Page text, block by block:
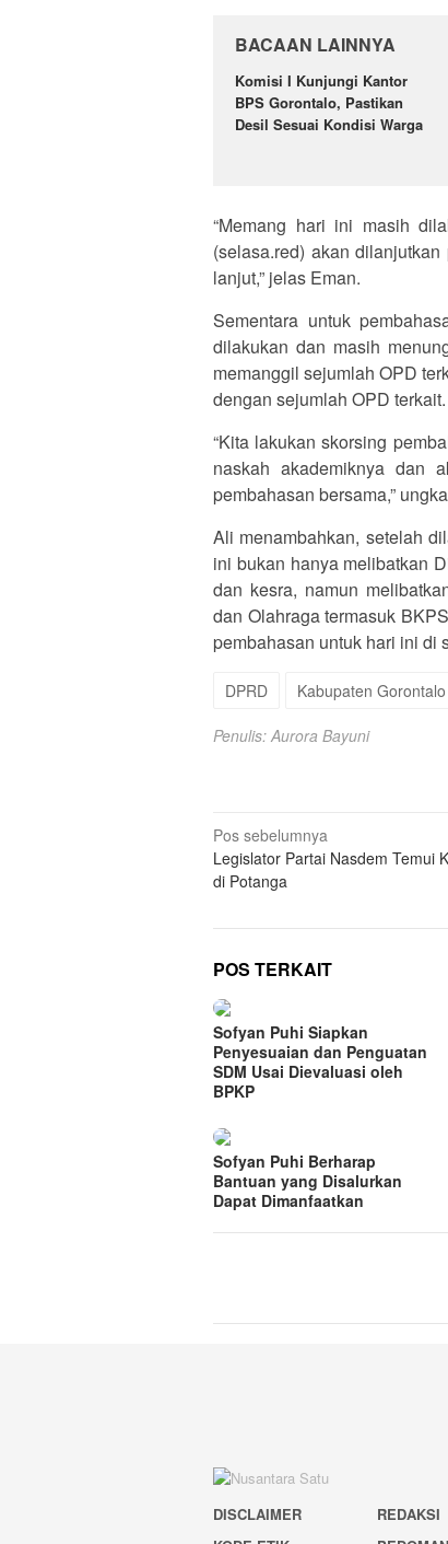
BACAAN LAINNYA
Komisi I Kunjungi Kantor
BPS Gorontalo, Pastikan
Desil Sesuai Kondisi Warga
“Memang hari ini masih
(selasa.red) akan
lanjut,” jelas Eman.
Sementara untuk
dilakukan dan masih
memanggil sejumlah OPD
dengan sejumlah OPD terkait.
“Kita lakukan skorsing
naskah akademiknya dan
pembahasan bersama,”
Ali menambahkan, setelah
ini bukan hanya melibatkan
dan kesra, namun
dan Olahraga termasuk
pembahasan untuk hari ini di
DPRD Kabupaten Gorontalo
Penulis: Aurora Bayuni
Navigasi
pos
Pos sebelumnya
Legislator Partai Nasdem Temui
di Potanga
POS TERKAIT
Sofyan Puhi Siapkan
Penyesuaian dan Penguatan
SDM Usai Dievaluasi oleh
BPKP
Sofyan Puhi Berharap
Bantuan yang Disalurkan
Dapat Dimanfaatkan
DISCLAIMER REDAKSI